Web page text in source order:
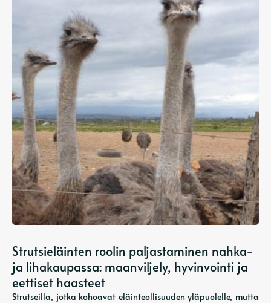
Strutsieläinten roolin paljastaminen nahka-
ja lihakaupassa: maanviljely, hyvinvointi ja
eettiset haasteet
Strutseilla, jotka kohoavat eläinteollisuuden yläpuolelle, mutta